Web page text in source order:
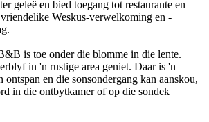
geleë en bied toegang tot restaurante en
Weskus-verwelkoming en -
is toe onder die blomme in die lente.
in 'n rustige area geniet. Daar is 'n
ontspan en die sonsondergang kan aanskou,
in die ontbytkamer of op die sondek